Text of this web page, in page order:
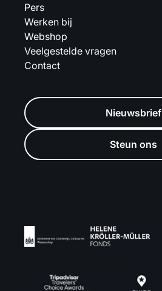
Pers
Werken bij
Webshop
Veelgestelde vragen
Contact
Nieuwsbrief
Steun ons